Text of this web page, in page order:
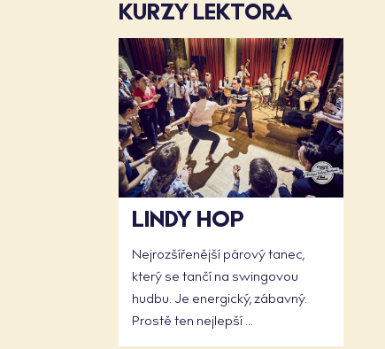
KURZY LEKTORA
LINDY HOP
Nejrozšířenější párový tanec,
který se tančí na swingovou
hudbu. Je energický, zábavný.
Prostě ten nejlepší ...